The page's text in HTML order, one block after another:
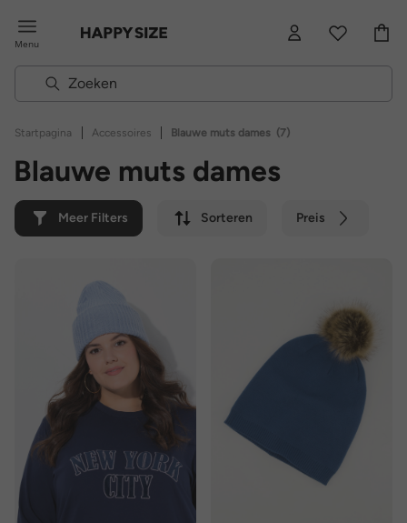
Menu
Startpagina | Accessoires | Blauwe muts dames (7)
Blauwe muts dames
Meer Filters Sorteren Preis